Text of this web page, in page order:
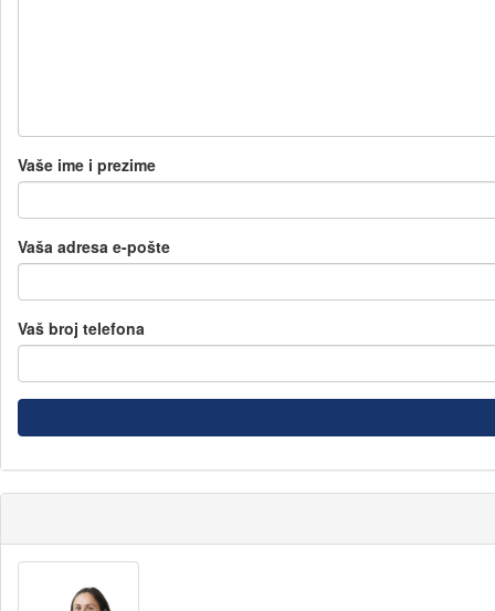
Vaše ime i prezime
Vaša adresa e-pošte
Vaš broj telefona